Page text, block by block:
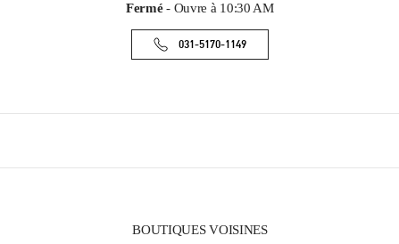
Fermé- Ouvre à 10:30 AM
031-5170-1149
BOUTIQUES VOISINES